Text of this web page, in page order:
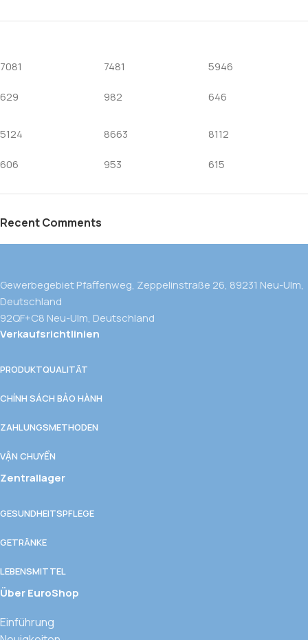
7081
629
7481
982
5946
646
5124
606
8663
953
8112
615
Recent Comments
Gewerbegebiet Pfaffenweg, Zeppelinstraße 26, 89231 Neu-Ulm,
Deutschland
92QF+C8 Neu-Ulm, Deutschland
Verkaufsrichtlinien
PRODUKTQUALITÄT
CHÍNH SÁCH BẢO HÀNH
ZAHLUNGSMETHODEN
VẬN CHUYỂN
Zentrallager
GESUNDHEITSPFLEGE
GETRÄNKE
LEBENSMITTEL
Über EuroShop
Einführung